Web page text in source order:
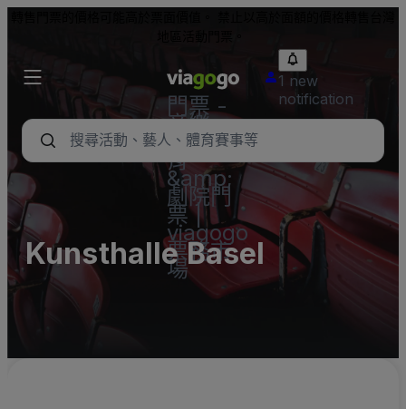
門票 -
音樂
會、體
育
&amp;
劇院門
票 |
viagogo
票務市
場
1 new
notification
Kunsthalle Basel